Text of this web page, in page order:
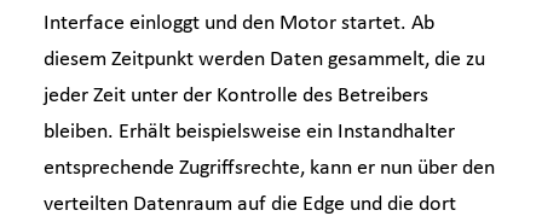
Interface einloggt und den Motor startet. Ab
diesem Zeitpunkt werden Daten gesammelt, die zu
jeder Zeit unter der Kontrolle des Betreibers
bleiben. Erhält beispielsweise ein Instandhalter
entsprechende Zugriffsrechte, kann er nun über den
verteilten Datenraum auf die Edge und die dort